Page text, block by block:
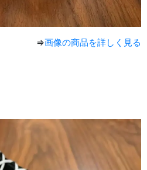
⇒画像の商品を詳しく見る